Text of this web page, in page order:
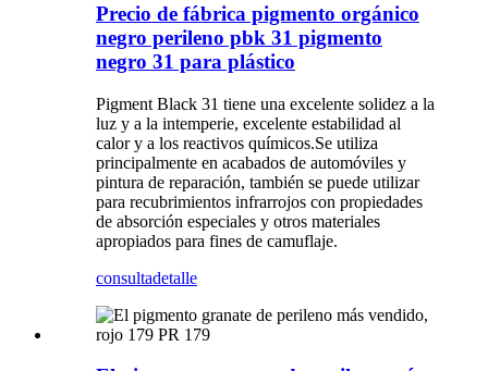
Precio de fábrica pigmento orgánico
negro perileno pbk 31 pigmento
negro 31 para plástico
Pigment Black 31 tiene una excelente solidez a la
luz y a la intemperie, excelente estabilidad al
calor y a los reactivos químicos.Se utiliza
principalmente en acabados de automóviles y
pintura de reparación, también se puede utilizar
para recubrimientos infrarrojos con propiedades
de absorción especiales y otros materiales
apropiados para fines de camuflaje.
consultadetalle